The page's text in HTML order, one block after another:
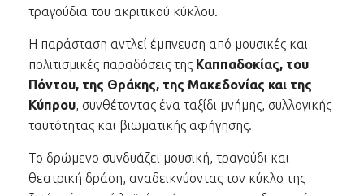
τραγούδια του ακριτικού κύκλου.
Η παράσταση αντλεί έμπνευση από μουσικές και
πολιτισμικές παραδόσεις της Καππαδοκίας, του
Πόντου, της Θράκης, της Μακεδονίας και της
Κύπρου, συνθέτοντας ένα ταξίδι μνήμης, συλλογικής
ταυτότητας και βιωματικής αφήγησης.
Το δρώμενο συνδυάζει μουσική, τραγούδι και
θεατρική δράση, αναδεικνύοντας τον κύκλο της